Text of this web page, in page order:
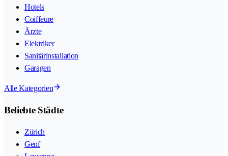
Hotels
Coiffeure
Ärzte
Elektriker
Sanitärinstallation
Garagen
Alle Kategorien
Beliebte Städte
Zürich
Genf